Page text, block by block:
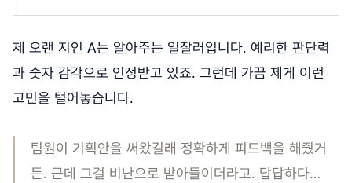
제 오랜 지인 A는 알아주는 일잘러입니다. 예리한 판단력
과 숫자 감각으로 인정받고 있죠. 그런데 가끔 제게 이런
고민을 털어놓습니다.
팀원이 기획안을 써왔길래 정확하게 피드백을 해줬거
든. 근데 그걸 비난으로 받아들이더라고. 답답하다…